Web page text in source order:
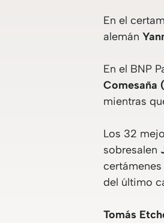
En el
alemán
En el BNP
Comesaña
mientras
Los 32
sobresalen
del último
Tomás